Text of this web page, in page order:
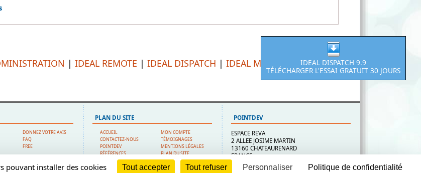
|IDEAL REMOTE |IDEAL DISPATCH |IDEAL MIGRATIONIDEAL DISPATCH 9.9
TÉLÉCHARGER L'ESSAI GRATUIT 30 JOURS
DONNEZ VOTRE AVIS
FAQ
FREE
PLAN DU SITE
ACCUEIL
CONTACTEZ-NOUS
POINTDEV
RÉFÉRENCES
REVENDEURS
MON COMPTE
TÉMOIGNAGES
MENTIONS LÉGALES
PLAN DU SITE
POINTDEV
ESPACE REVA
2 ALLEE JOSIME MARTIN
13160 CHATEAURENARD
FRANCE
pouvant installer des cookies Tout accepter Tout refuser Personnaliser Politique de confidentialité